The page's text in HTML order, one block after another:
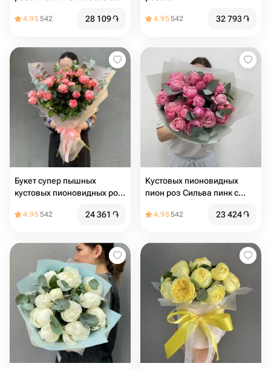
4.95542 28 109֏ 4.95542 32 793֏
Букет супер пышных
кустовых пионовидных роз
4.95542 24 361 ֏
Кустовых пионовидных
пион роз Сильва пинк с
4.95542 23 424֏